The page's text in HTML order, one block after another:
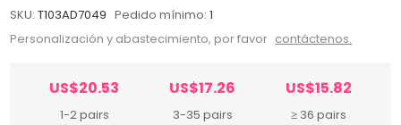
SKU: T103AD7049 Pedido mínimo: 1
Personalización y abastecimiento, por favor contáctenos.
US$20.53
1-2 pairs
US$17.26
3-35 pairs
US$15.82
≥ 36 pairs